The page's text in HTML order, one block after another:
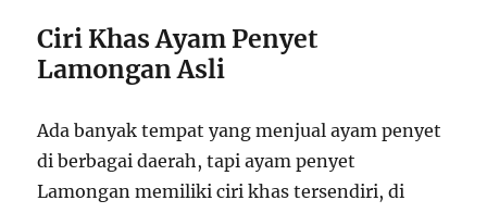
Ciri Khas Ayam Penyet
Lamongan Asli
Ada banyak tempat yang menjual ayam penyet
di berbagai daerah, tapi ayam penyet
Lamongan memiliki ciri khas tersendiri, di